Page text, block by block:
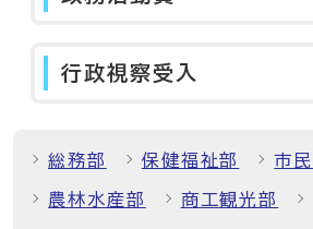
行政視察受入
総務部 保健福祉部 市
農林水産部 商工観光部